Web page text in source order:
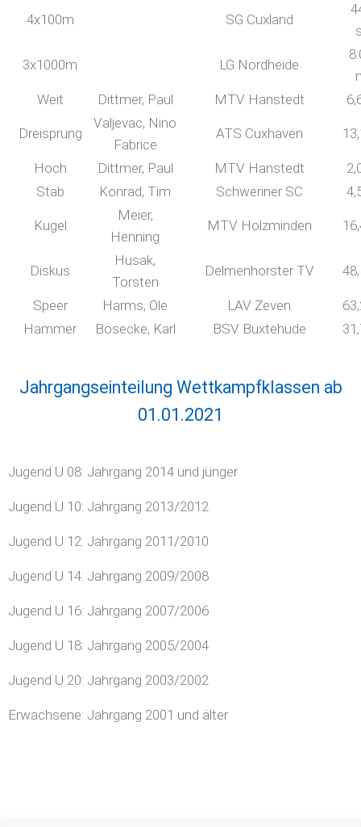
4x100m SG Cuxland
3x1000m LG Nordheide
Weit
Dittmer, Paul MTV Hanstedt
Dreisprung
Valjevac, Nino
Fabrice
ATS Cuxhaven
Hoch Dittmer, Paul MTV Hanstedt
Stab
Konrad, Tim Schweriner SC
Kugel
Meier,
Henning
MTV Holzminden
Diskus
Husak,
Torsten
Delmenhorster TV
Speer Harms, Ole LAV Zeven
Hammer
Bösecke, Karl BSV Buxtehude
Jahrgangseinteilung Wettkampfklassen ab
01.01.2021
Jugend U 08: Jahrgang 2014 und jünger
Jugend U 10: Jahrgang 2013/2012
Jugend U 12: Jahrgang 2011/2010
Jugend U 14: Jahrgang 2009/2008
Jugend U 16: Jahrgang 2007/2006
Jugend U 18: Jahrgang 2005/2004
Jugend U 20: Jahrgang 2003/2002
Erwachsene: Jahrgang 2001 und älter